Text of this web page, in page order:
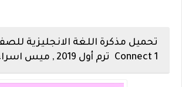
تحميل مذكرة اللغة الانجليزية
Connect 1 ترم أول 2019 , ميس اسراء مصطفى